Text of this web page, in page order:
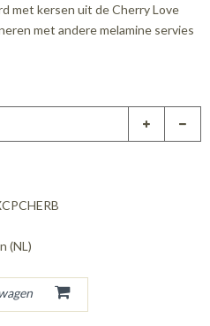
met kersen uit de Cherry Love
met andere melamine servies
(NL)